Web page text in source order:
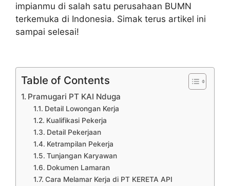
impianmu di salah satu perusahaan BUMN
terkemuka di Indonesia. Simak terus artikel ini
sampai selesai!
Table of Contents
Pramugari PT KAI Nduga
Detail Lowongan Kerja
Kualifikasi Pekerja
Detail Pekerjaan
Ketrampilan Pekerja
Tunjangan Karyawan
Dokumen Lamaran
Cara Melamar Kerja di PT KERETA API